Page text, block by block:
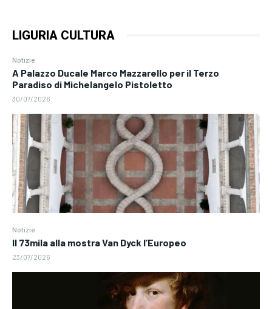
LIGURIA CULTURA
Notizie
A Palazzo Ducale Marco Mazzarello per il Terzo
Paradiso di Michelangelo Pistoletto
30/07/2026
Notizie
Il 73mila alla mostra Van Dyck l’Europeo
23/07/2026